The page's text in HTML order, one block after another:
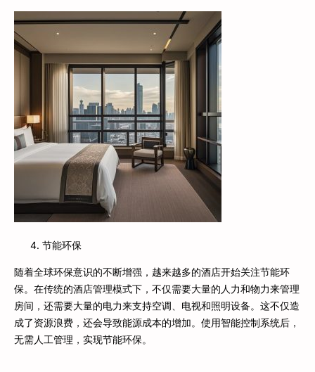
节能环保
随着全球环保意识的不断增强，越来越多的酒店开始关注节能环
保。在传统的酒店管理模式下，不仅需要大量的人力和物力来管理
房间，还需要大量的电力来支持空调、电视和照明设备。这不仅造
成了资源浪费，还会导致能源成本的增加。使用智能控制系统后，
无需人工管理，实现节能环保。